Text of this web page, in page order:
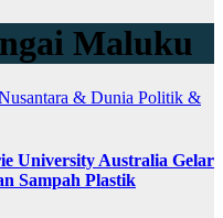
Maluku
& Dunia Politik &
University Australia Gelar
Sampah Plastik